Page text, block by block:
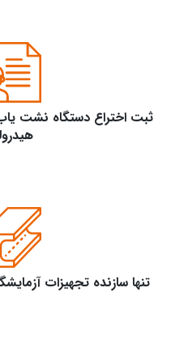
ثبت اختراع دستگاه نشت
تنها سازنده تجهیزات